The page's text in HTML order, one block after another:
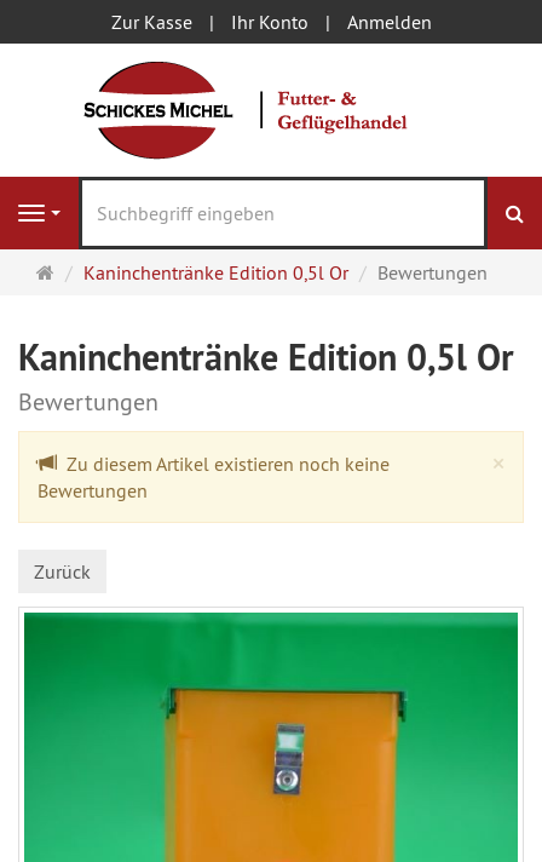
Zur Kasse Ihr Konto Anmelden
Navigation
Startseite
Kaninchentränke Edition 0,5l Or Bewertungen
Kaninchentränke Edition 0,5l Or
Bewertungen
×
Zu diesem Artikel existieren noch keine
Bewertungen
Zurück